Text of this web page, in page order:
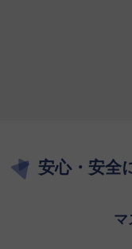
安心・安全